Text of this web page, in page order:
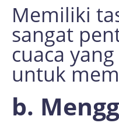
Memiliki
sangat
cuaca
untuk
b.